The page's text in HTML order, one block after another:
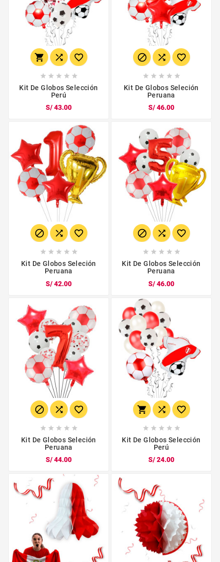
  
    
Kit De Globos Selección
Perú
S/ 43.00
  
    
Kit De Globos Seleción
Peruana
S/ 46.00
  
    
Kit De Globos Seleción
Peruana
S/ 42.00
  
    
Kit De Globos Selección
Peruana
S/ 46.00
  
    
Kit De Globos Seleción
Peruana
S/ 44.00
  
    
Kit De Globos Selección
Perú
S/ 24.00